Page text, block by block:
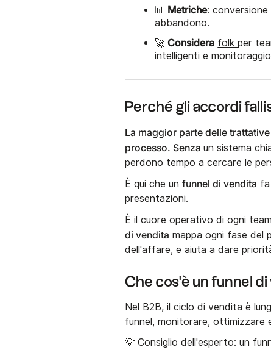
📊 Metriche: conversione
abbandono.
🚀Considera folkper
intelligenti e
Perché gli accordi
La maggior parte delle
processo. Senzaun sistema
perdono tempo a cercare le
È qui che unfunnel di vendita
presentazioni.
È il cuore operativo di ogni
di vendita mappa ogni fase del
dell'affare, e aiuta a dare
Che cos'è un funnel
Nel B2B, il ciclo di vendita è
funnel, monitorare, ottimizzare
💡 Consiglio dell'esperto: un